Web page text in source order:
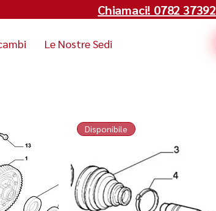
Chiamaci! 0782 37392
Le Nostre Sedi
Disponibile